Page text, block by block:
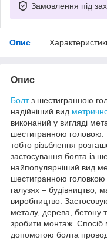
Замовлення під
Опис
Опис
Болтз шестигранною
надійніший вид
виконаний у вигляді
шестигранною головою.
тобто різьблення
застосування болта із
найпопулярніший вид
шестигранною головкою
галузях – будівництво,
виробництво.
металу, дерева, бетону
зробити монтаж. Спосіб
допомогою болта